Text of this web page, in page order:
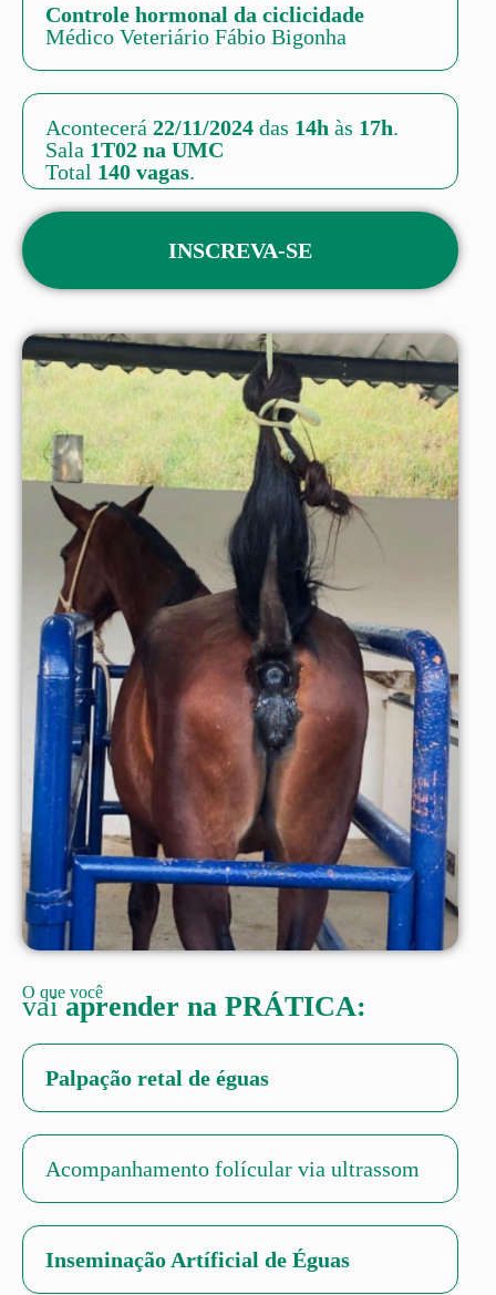
Controle hormonal da ciclicidade
Médico Veteriário Fábio Bigonha
Acontecerá 22/11/2024 das 14h às 17h.
Sala 1T02 na UMC
Total 140 vagas.
INSCREVA-SE
O que você
vaiaprender na PRÁTICA:
Palpação retal de éguas
Acompanhamento folícular via ultrassom
Inseminação Artíficial de Éguas